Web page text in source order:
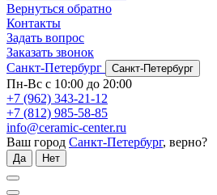
Вернуться обратно
Контакты
Задать вопрос
Заказать звонок
Санкт-Петербург
Санкт-Петербург
Пн-Вс с 10:00 до 20:00
+7 (962) 343-21-12
+7 (812) 985-58-85
info@ceramic-center.ru
Ваш город Санкт-Петербург, верно?
Да Нет